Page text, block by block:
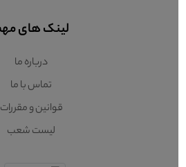
لینک های مهم
درباره ما
تماس با ما
قوانین و مقررات
لیست شعب